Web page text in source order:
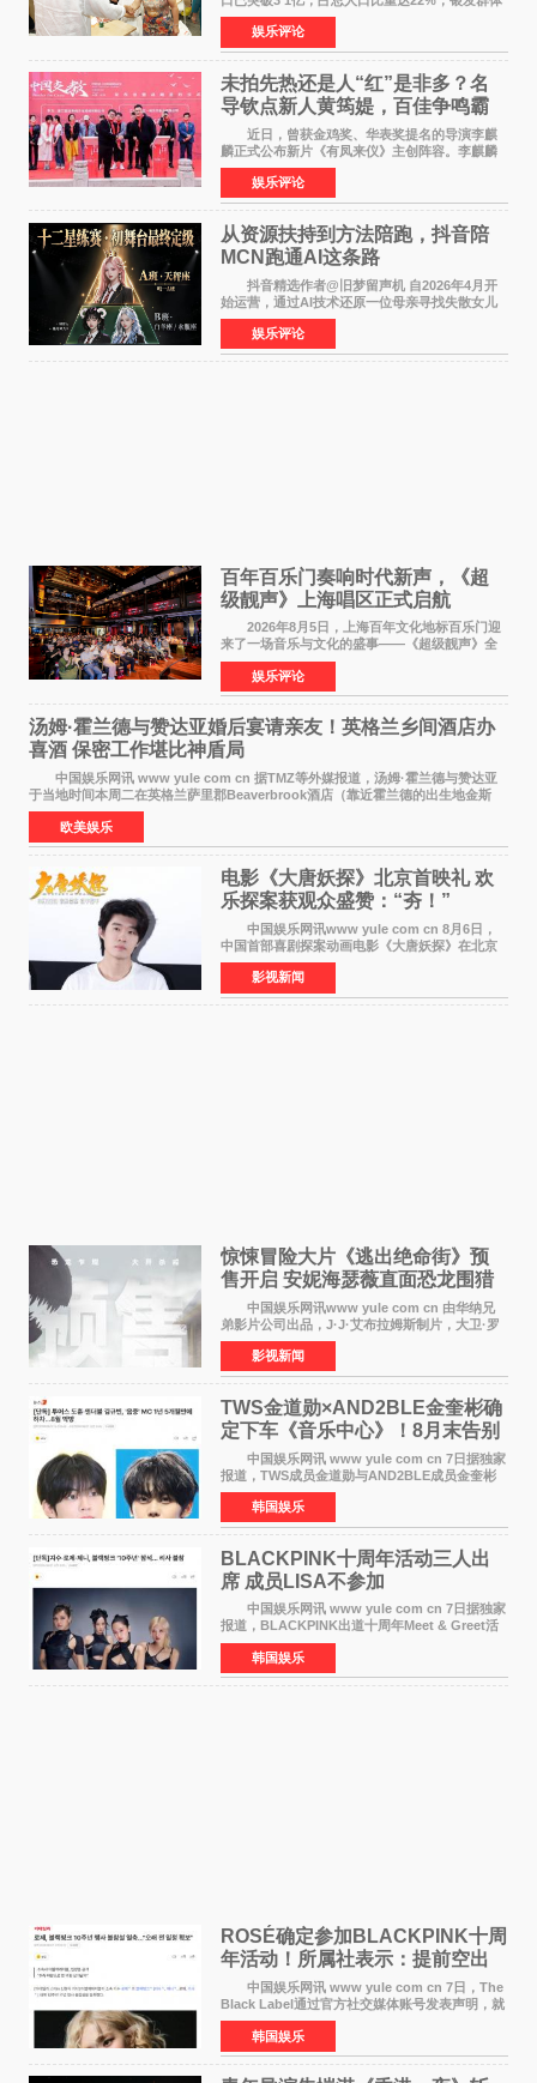
的精神文化需求日益凸显。2024年1月，国务院办
公厅印发《关于发展银发经济增进老年人福祉的
意见》——这是
娱乐评论
未拍先热还是人“红”是非多？名
导钦点新人黄筠媞，百佳争鸣霸
气回应
近日，曾获金鸡奖、华表奖提名的导演李麒
麟正式公布新片《有凤来仪》主创阵容。李麒麟
早年凭电影《华容道》获得金鸡奖、华表奖提
名，此后长期参与国内外电影制作，其担任制片
人参与的作品亦曾
娱乐评论
从资源扶持到方法陪跑，抖音陪
MCN跑通AI这条路
抖音精选作者@旧梦留声机 自2026年4月开
始运营，通过AI技术还原一位母亲寻找失散女儿
的故事，凭借强情感表达获得大量用户关注，发
布仅21小时便获得超1亿曝光、超1000万互动。
此后，账号持续沿
娱乐评论
百年百乐门奏响时代新声，《超
级靓声》上海唱区正式启航
2026年8月5日，上海百年文化地标百乐门迎
来了一场音乐与文化的盛事——《超级靓声》全
国励志音乐公益节目上海唱区新闻发布会暨启动
仪式在此隆重举行。各界领导、嘉宾与媒体朋友
齐聚一堂，共同
娱乐评论
汤姆·霍兰德与赞达亚婚后宴请亲友！英格兰乡间酒店办
喜酒 保密工作堪比神盾局
中国娱乐网讯 www yule com cn 据TMZ等外媒报道，汤姆·霍兰德与赞达亚
于当地时间本周二在英格兰萨里郡Beaverbrook酒店（靠近霍兰德的出生地金斯
顿）举办婚宴，邀请家人与朋友们喝喜酒，庆祝
欧美娱乐
电影《大唐妖探》北京首映礼 欢
乐探案获观众盛赞：“夯！”
中国娱乐网讯www yule com cn 8月6日，
中国首部喜剧探案动画电影《大唐妖探》在北京
举办电影首映礼。导演程腾、联合导演黄珉、总
制片人曹紫建、制片人李莹莹，配音导演张喆，
对白指导程寅，领
影视新闻
惊悚冒险大片《逃出绝命街》预
售开启 安妮海瑟薇直面恐龙围猎
中国娱乐网讯www yule com cn 由华纳兄
弟影片公司出品，J·J·艾布拉姆斯制片，大卫·罗
伯特·米切尔执导，好莱坞巨星安妮·海瑟薇和伊万
·麦克格雷格领衔主演的2026暑期惊悚冒险大片
《逃出绝
影视新闻
TWS金道勋×AND2BLE金奎彬确
定下车《音乐中心》！8月末告别
MC席位
中国娱乐网讯 www yule com cn 7日据独家
报道，TWS成员金道勋与AND2BLE成员金奎彬
将于8月离开《音乐中心》MC的位置。 金道
勋与金奎彬于去年3月与H2H A-NA一起被选为
《音乐中心》MC，约1
韩国娱乐
BLACKPINK十周年活动三人出
席 成员LISA不参加
中国娱乐网讯 www yule com cn 7日据独家
报道，BLACKPINK出道十周年Meet & Greet活
动将由智秀、ROS&Eacute;、JENNIE出席，
LISA将缺席。 此前BLACKPINK所属社YG并
未为组合出道十周年做
韩国娱乐
ROSÉ确定参加BLACKPINK十周
年活动！所属社表示：提前空出
了时间
中国娱乐网讯 www yule com cn 7日，The
Black Label通过官方社交媒体账号发表声明，就
近期网络上关于ROS&Eacute;个人行程及是否参
加BLACKPINK出道纪念活动的种种猜测作出正
式回应。 Th
韩国娱乐